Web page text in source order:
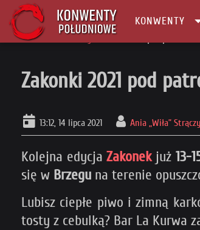
KONWENTY
Główna
Zakonki 2021 pod
13:12, 14 lipca 2021 Ania „Wiła”
Kolejna edycjaZakonekjuż 13-
się w Brzegu na terenie
Lubisz ciepłe piwo i zimną
tosty z cebulką? Bar La Kurwa